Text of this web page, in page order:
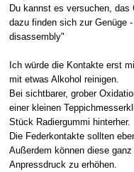
Du kannst es versuchen, das
dazu finden sich zur Genüge
disassembly"
Ich würde die Kontakte erst
mit etwas Alkohol reinigen.
Bei sichtbarer, grober
einer kleinen
Stück Radiergummi hinterher.
Die Federkontakte sollten
Außerdem können diese
Anpressdruck zu erhöhen.